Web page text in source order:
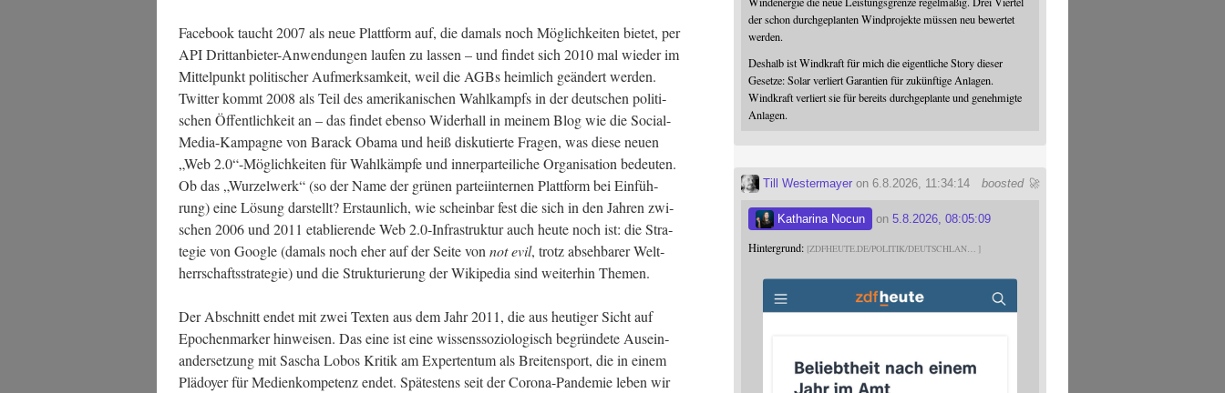
Face­book taucht 2007 als neue Platt­form auf, die damals noch Mög­lich­kei­ten bie­tet, per
API Dritt­an­bie­ter-Anwen­dun­gen lau­fen zu las­sen – und fin­det sich 2010 mal wie­der im
Mit­tel­punkt poli­ti­scher Auf­merk­sam­keit, weil die AGBs heim­lich geän­dert wer­den.
Twit­ter kommt 2008 als Teil des ame­ri­ka­ni­schen Wahl­kampfs in der deut­schen poli­ti­
schen Öffent­lich­keit an – das fin­det eben­so Wider­hall in mei­nem Blog wie die Social-
Media-Kam­pa­gne von Barack Oba­ma und heiß dis­ku­tier­te Fra­gen, was die­se neu­en
„Web 2.0“-Möglichkeiten für Wahl­kämp­fe und inner­par­tei­li­che Orga­ni­sa­ti­on bedeu­ten.
Ob das „Wur­zel­werk“ (so der Name der grü­nen par­tei­in­ter­nen Platt­form bei Ein­füh­
rung) eine Lösung dar­stellt? Erstaun­lich, wie schein­bar fest die sich in den Jah­ren zwi­
schen 2006 und 2011 eta­blie­ren­de Web 2.0‑Infrastruktur auch heu­te noch ist: die Stra­
te­gie von Goog­le (damals noch eher auf der Sei­te von not evil, trotz abseh­ba­rer Welt­
herr­schafts­stra­te­gie) und die Struk­tu­rie­rung der Wiki­pe­dia sind wei­ter­hin Themen.
Der Abschnitt endet mit zwei Tex­ten aus dem Jahr 2011, die aus heu­ti­ger Sicht auf
Epo­chen­mar­ker hin­wei­sen. Das eine ist eine wis­sens­so­zio­lo­gisch begrün­de­te Aus­ein­
an­der­set­zung mit Sascha Lobos Kri­tik am Exper­ten­tum als Brei­ten­sport, die in einem
Plä­doy­er für Medi­en­kom­pe­tenz endet. Spä­tes­tens seit der Coro­na-Pan­de­mie leben wir
der schon durchgeplanten Windprojekte müssen neu bewertet
werden.
Deshalb ist Windkraft für mich die eigentliche Story dieser
Gesetze: Solar verliert Garantien für zukünftige Anlagen.
Windkraft verliert sie für bereits durchgeplante und genehmigte
Anlagen.
boosted 🚀
Till Westermayer on 6.8.2026, 11:34:14
Katharina Nocun on5.8.2026, 08:05:09
Hintergrund: ZDFHEUTE.DE/POLITIK/DEUTSCHLAN